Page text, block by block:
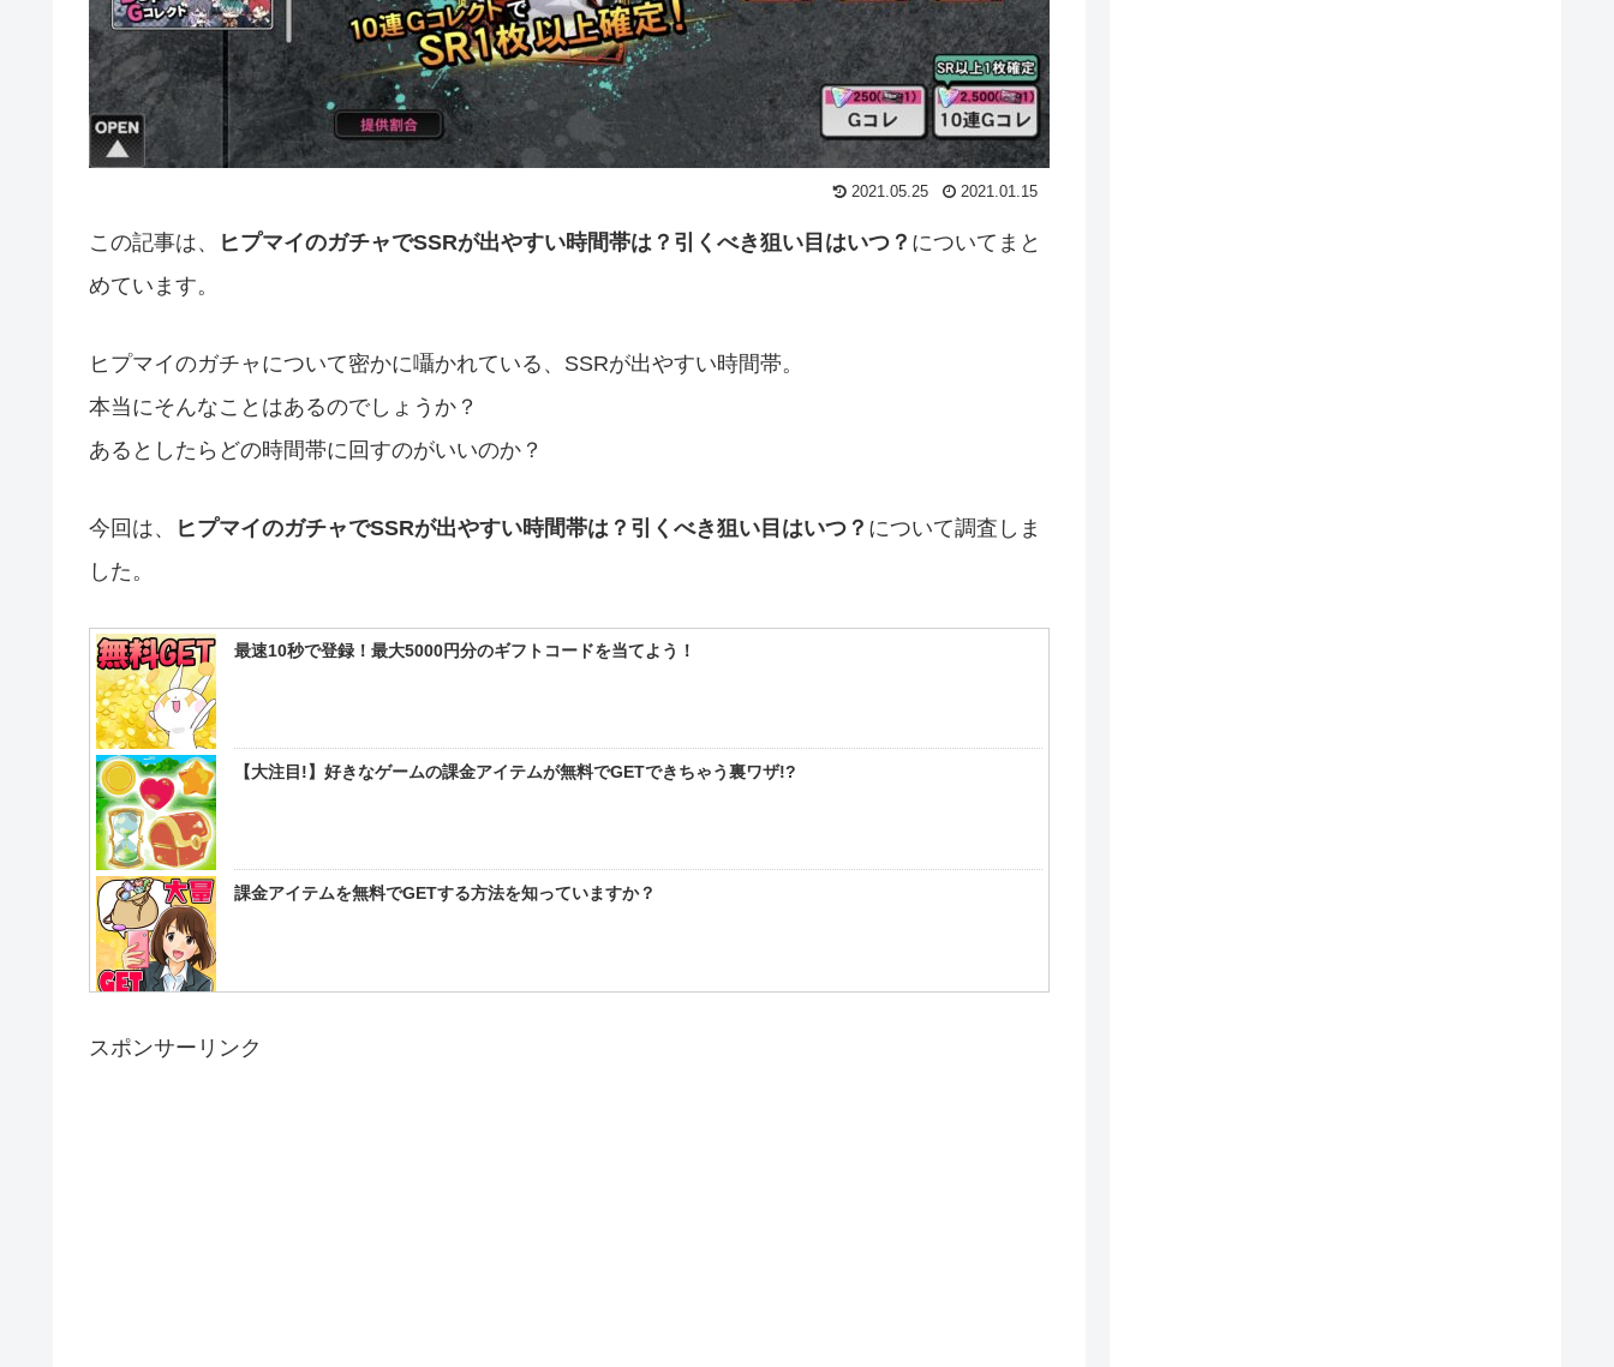
2021.05.25 2021.01.15
この記事は、 ヒプマイのガチャでSSRが出やすい時間帯は？引くべき狙い目はいつ？ についてまと
めています。
ヒプマイのガチャについて密かに囁かれている、SSRが出やすい時間帯。
本当にそんなことはあるのでしょうか？
あるとしたらどの時間帯に回すのがいいのか？
今回は、 ヒプマイのガチャでSSRが出やすい時間帯は？引くべき狙い目はいつ？ について調査しま
した。
最速10秒で登録！最大5000円分のギフトコードを当てよう！
【大注目!】好きなゲームの課金アイテムが無料でGETできちゃう裏ワザ!?
課金アイテムを無料でGETする方法を知っていますか？
スポンサーリンク